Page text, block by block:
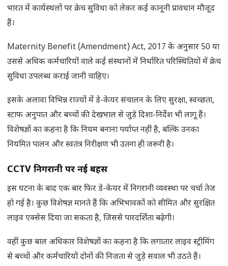
भारत में कार्यस्थलों पर क्रेच सुविधा को लेकर कई कानूनी प्रावधान मौजूद
हैं।
Maternity Benefit (Amendment) Act, 2017 के अनुसार 50 या
उससे अधिक कर्मचारियों वाले कई संस्थानों में निर्धारित परिस्थितियों में क्रेच
सुविधा उपलब्ध कराई जानी चाहिए।
इसके अलावा विभिन्न राज्यों में डे-केयर संचालन के लिए सुरक्षा, स्वच्छता,
स्टाफ अनुपात और बच्चों की देखभाल से जुड़े दिशा-निर्देश भी लागू हैं।
विशेषज्ञों का कहना है कि नियम बनाना पर्याप्त नहीं है, बल्कि उनका
नियमित पालन और स्वतंत्र निरीक्षण भी उतना ही जरूरी है।
CCTV निगरानी पर नई बहस
इस घटना के बाद एक बार फिर डे-केयर में निगरानी व्यवस्था पर चर्चा तेज
हो गई है। कुछ विशेषज्ञ मानते हैं कि अभिभावकों को सीमित और सुरक्षित
लाइव एक्सेस दिया जा सकता है, जिससे पारदर्शिता बढ़ेगी।
वहीं कुछ बाल अधिकार विशेषज्ञों का कहना है कि लगातार लाइव स्ट्रीमिंग
से बच्चों और कर्मचारियों दोनों की निजता से जुड़े सवाल भी उठते हैं।